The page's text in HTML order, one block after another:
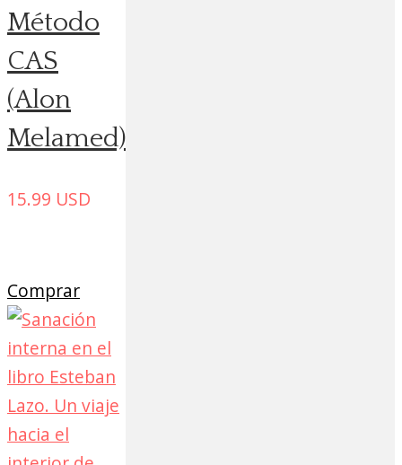
Método
CAS
(Alon
Melamed)
15.99 USD
Comprar